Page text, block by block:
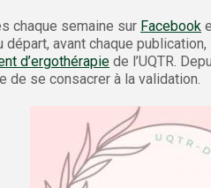
chaque semaine sur Facebook
départ, avant chaque
d’ergothérapie de l’UQTR.
de se consacrer à la validation.